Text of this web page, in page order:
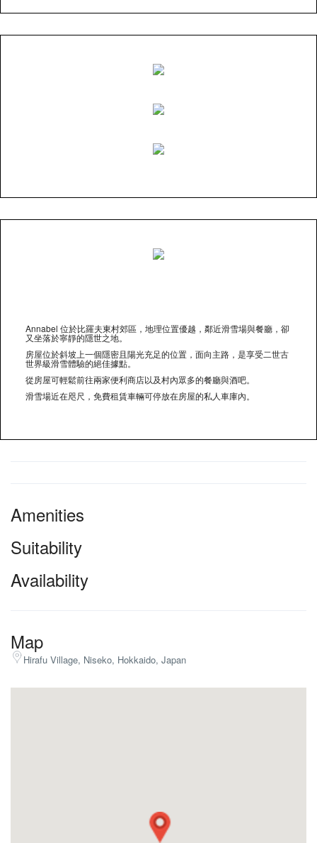
Annabel 位於比羅夫東村郊區，地理位置優越，鄰近滑雪場與餐廳，卻
又坐落於寧靜的隱世之地。
房屋位於斜坡上一個隱密且陽光充足的位置，面向主路，是享受二世古
世界級滑雪體驗的絕佳據點。
從房屋可輕鬆前往兩家便利商店以及村內眾多的餐廳與酒吧。
滑雪場近在咫尺，免費租賃車輛可停放在房屋的私人車庫內。
Amenities
Suitability
Availability
Map
Hirafu Village, Niseko, Hokkaido, Japan